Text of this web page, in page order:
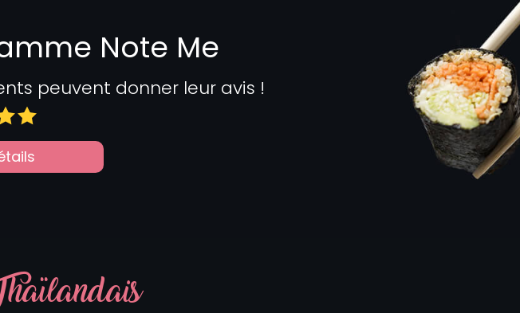
Note Me
peuvent donner leur avis !